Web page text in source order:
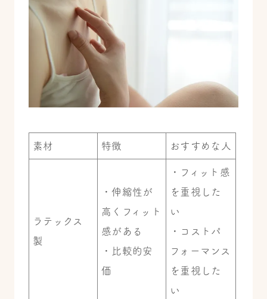
素材 特徴 おすすめな人
ラテックス
製
・伸縮性が
高くフィット
感がある
・比較的安
価
・フィット感
を重視した
い
・コストパ
フォーマンス
を重視した
い